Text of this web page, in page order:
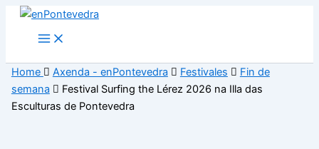
Main
Menu
Home Axenda - enPontevedra Festivales
Fin de
semana
Festival Surfing the Lérez 2026 na Illa das
Esculturas de Pontevedra